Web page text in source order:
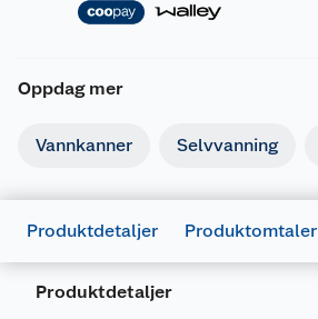
Oppdag mer
Vannkanner Selvvanning
Produktdetaljer Produktomtaler
Produktdetaljer